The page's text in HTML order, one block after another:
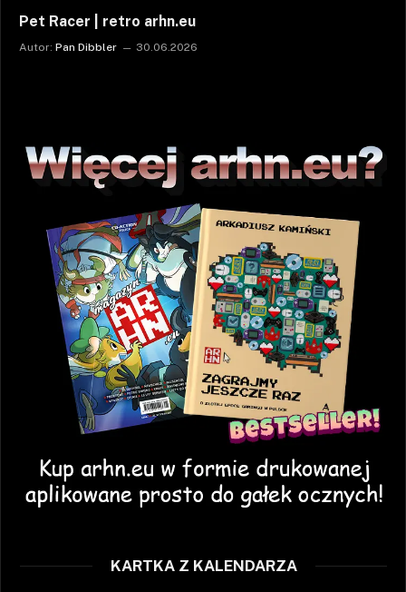
Pet Racer | retro arhn.eu
Autor: Pan Dibbler 30.06.2026
KARTKA Z KALENDARZA